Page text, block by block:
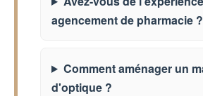
agencement de pharmacie ?
Comment aménager un
d'optique ?